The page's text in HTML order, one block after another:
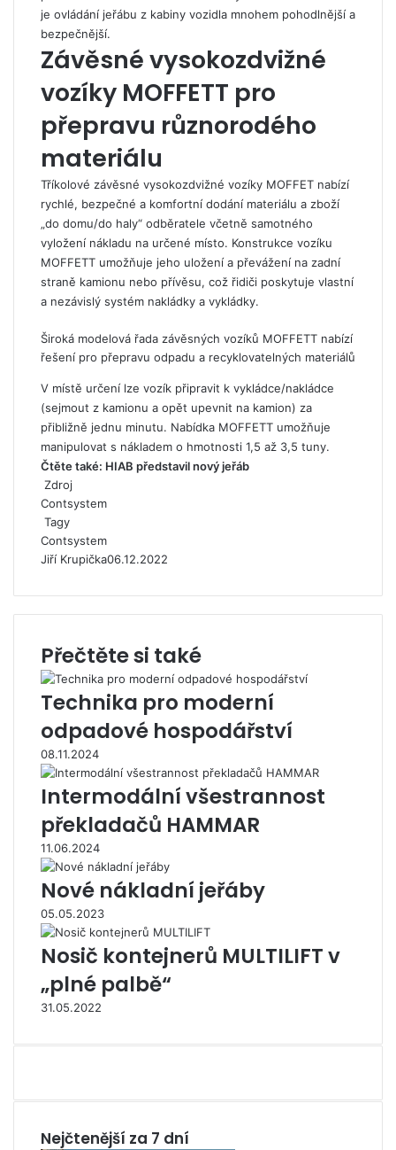
je ovládání jeřábu z kabiny vozidla mnohem pohodlnější a
bezpečnější.
Závěsné vysokozdvižné
vozíky MOFFETT pro
přepravu různorodého
materiálu
Tříkolové závěsné vysokozdvižné vozíky MOFFET nabízí
rychlé, bezpečné a komfortní dodání materiálu a zboží
„do domu/do haly“ odběratele včetně samotného
vyložení nákladu na určené místo. Konstrukce vozíku
MOFFETT umožňuje jeho uložení a převážení na zadní
straně kamionu nebo přívěsu, což řidiči poskytuje vlastní
a nezávislý systém nakládky a vykládky.
Široká modelová řada závěsných vozíků MOFFETT nabízí
řešení pro přepravu odpadu a recyklovatelných materiálů
V místě určení lze vozík připravit k vykládce/nakládce
(sejmout z kamionu a opět upevnit na kamion) za
přibližně jednu minutu. Nabídka MOFFETT umožňuje
manipulovat s nákladem o hmotnosti 1,5 až 3,5 tuny.
Čtěte také: HIAB představil nový jeřáb
Zdroj
Contsystem
Tagy
Contsystem
Jiří Krupička06.12.2022
Přečtěte si také
Technika pro moderní
odpadové hospodářství
08.11.2024
Intermodální všestrannost
překladačů HAMMAR
11.06.2024
Nové nákladní jeřáby
05.05.2023
Nosič kontejnerů MULTILIFT v
„plné palbě“
31.05.2022
Nejčtenější za 7 dní